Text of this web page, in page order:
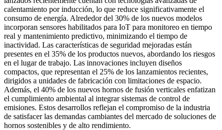
calentamiento por inducción, lo que reduce significativamente el
consumo de energía. Alrededor del 30% de los nuevos modelos
incorporan sensores habilitados para IoT para monitoreo en tiempo
real y mantenimiento predictivo, minimizando el tiempo de
inactividad. Las características de seguridad mejoradas están
presentes en el 35% de los productos nuevos, abordando los riesgos
en el lugar de trabajo. Las innovaciones incluyen diseños
compactos, que representan el 25% de los lanzamientos recientes,
dirigidos a unidades de fabricación con limitaciones de espacio.
Además, el 40% de los nuevos hornos de fusión verticales enfatizan
el cumplimiento ambiental al integrar sistemas de control de
emisiones. Estos desarrollos reflejan el compromiso de la industria
de satisfacer las demandas cambiantes del mercado de soluciones de
hornos sostenibles y de alto rendimiento.